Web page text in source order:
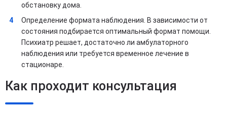
обстановку дома.
Определение формата наблюдения. В зависимости от
состояния подбирается оптимальный формат помощи.
Психиатр решает, достаточно ли амбулаторного
наблюдения или требуется временное лечение в
стационаре.
Как проходит консультация